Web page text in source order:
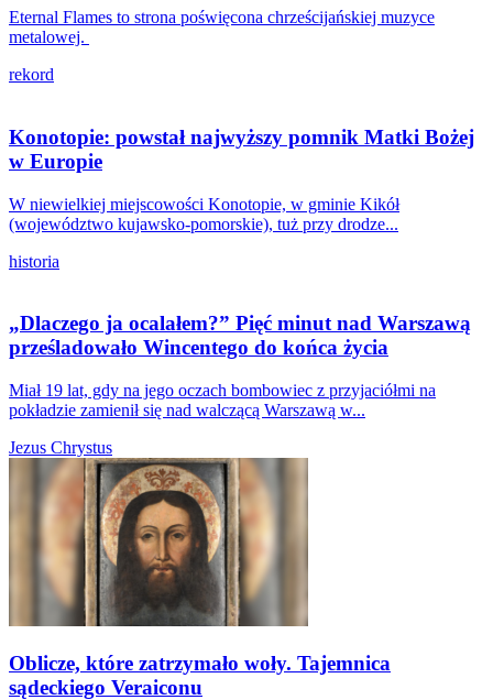
Eternal Flames to strona poświęcona chrześcijańskiej muzyce
metalowej.
rekord
Konotopie: powstał najwyższy pomnik Matki Bożej
w Europie
W niewielkiej miejscowości Konotopie, w gminie Kikół
(województwo kujawsko-pomorskie), tuż przy drodze...
historia
„Dlaczego ja ocalałem?” Pięć minut nad Warszawą
prześladowało Wincentego do końca życia
Miał 19 lat, gdy na jego oczach bombowiec z przyjaciółmi na
pokładzie zamienił się nad walczącą Warszawą w...
Jezus Chrystus
Oblicze, które zatrzymało woły. Tajemnica
sądeckiego Veraiconu